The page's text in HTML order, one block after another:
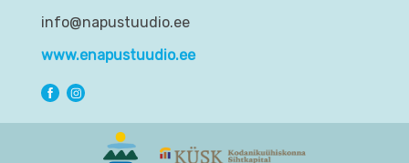
info@napustuudio.ee
www.enapustuudio.ee